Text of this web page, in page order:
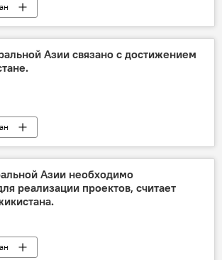
Востоке
Азии связано с достижением
Азии необходимо
реализации проектов, считает